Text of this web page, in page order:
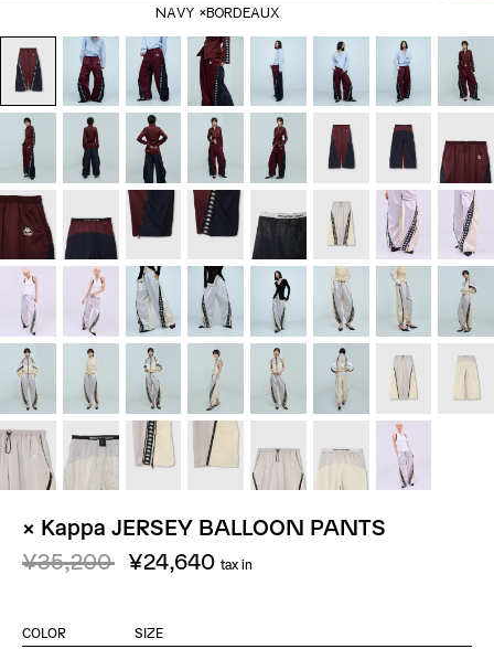
NAVY ×BORDEAUX
× Kappa JERSEY BALLOON PANTS
¥35,200
¥24,640 tax in
COLOR SIZE